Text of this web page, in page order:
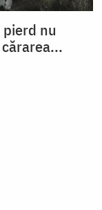
pierd nu